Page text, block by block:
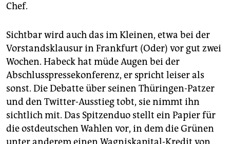
Chef.
Sichtbar wird auch das im Kleinen, etwa bei der
Vorstandsklausur in Frankfurt (Oder) vor gut zwei
Wochen. Habeck hat müde Augen bei der
Abschlusspressekonferenz, er spricht leiser als
sonst. Die Debatte über seinen Thüringen-Patzer
und den Twitter-Ausstieg tobt, sie nimmt ihn
sichtlich mit. Das Spitzenduo stellt ein Papier für
die ostdeutschen Wahlen vor, in dem die Grünen